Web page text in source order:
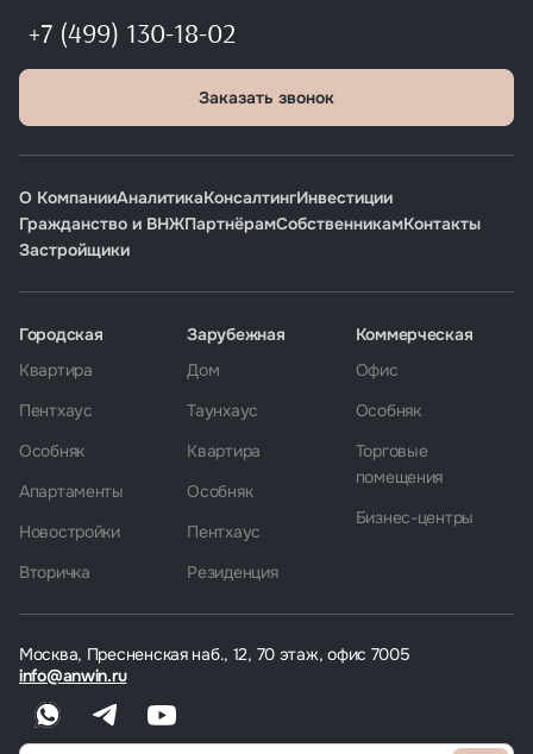
+7 (499) 130-18-02
Заказать звонок
О КомпанииАналитикаКонсалтингИнвестиции
Гражданство и ВНЖПартнёрамСобственникамКонтакты
Застройщики
Москва, Пресненская наб., 12, 70 этаж, офис 7005
info@anwin.ru
Городская
Квартира
Пентхаус
Особняк
Апартаменты
Новостройки
Вторичка
Зарубежная
Дом
Таунхаус
Квартира
Особняк
Пентхаус
Резиденция
Коммерческая
Офис
Особняк
Торговые
помещения
Бизнес-центры